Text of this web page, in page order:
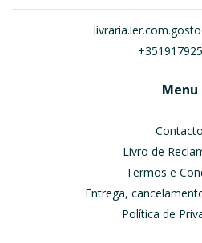
Menu
Contacto
Livro de
Termos e
Entrega,
Política de